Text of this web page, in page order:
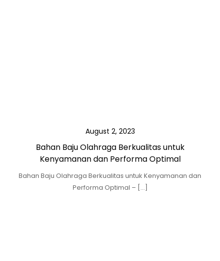
August 2, 2023
Bahan Baju Olahraga Berkualitas untuk
Kenyamanan dan Performa Optimal
Bahan Baju Olahraga Berkualitas untuk Kenyamanan dan
Performa Optimal – […]